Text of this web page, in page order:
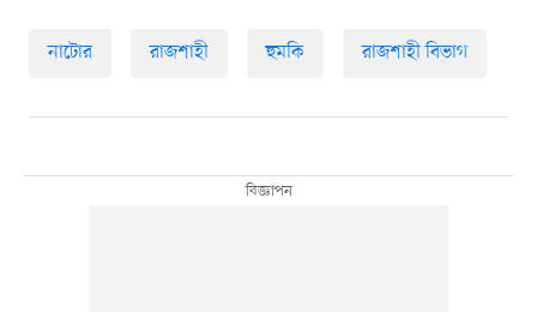
নাটোর রাজশাহী হুমকি রাজশাহী বিভাগ